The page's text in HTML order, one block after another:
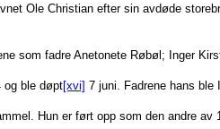
Ole Christian efter sin avdøde
som fadre Anetonete Røbøl; Inger
og ble døpt[xvi] 7 juni. Fadrene hans ble
Hun er ført opp som den andre